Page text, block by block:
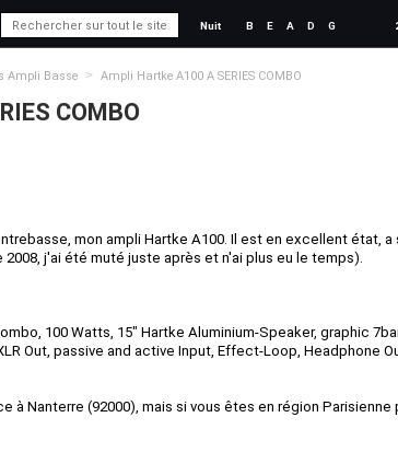
Nuit B E A D G
Ampli Basse > Ampli Hartke A100 A SERIES COMBO
COMBO
mon ampli Hartke A100. Il est en excellent état, a
j'ai été muté juste après et n'ai plus eu le temps).
100 Watts, 15" Hartke Aluminium-Speaker, graphic
Out, passive and active Input, Effect-Loop, Headphone
à Nanterre (92000), mais si vous êtes en région Parisienne